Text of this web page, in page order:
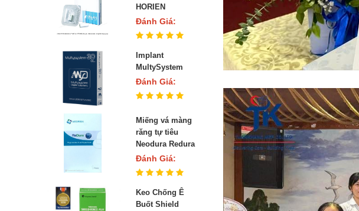
Vật liệu chống ê buốt
Vật liệu gắn răng
Chất lấy dấu
Chốt thạch anh
HORIEN
Đánh Giá:
Implant
MultySystem
Đánh Giá:
Miếng vá màng
răng tự tiêu
Neodura Redura
Đánh Giá:
Keo Chống Ê
Buốt Shield